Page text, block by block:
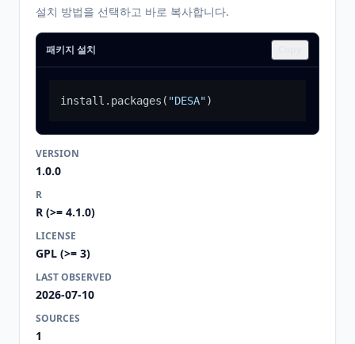
설치 방법을 선택하고 바로 복사합니다.
패키지 설치
install.packages ( "DESA")
VERSION
1.0.0
R
R (>= 4.1.0)
LICENSE
GPL (>= 3)
LAST OBSERVED
2026-07-10
SOURCES
1